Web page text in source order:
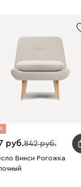
842
Винси Рогожка